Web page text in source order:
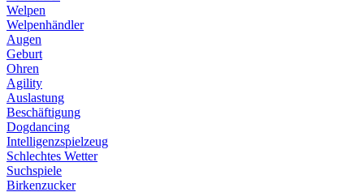
Welpen
Welpenhändler
Augen
Geburt
Ohren
Agility
Auslastung
Beschäftigung
Dogdancing
Intelligenzspielzeug
Schlechtes Wetter
Suchspiele
Birkenzucker